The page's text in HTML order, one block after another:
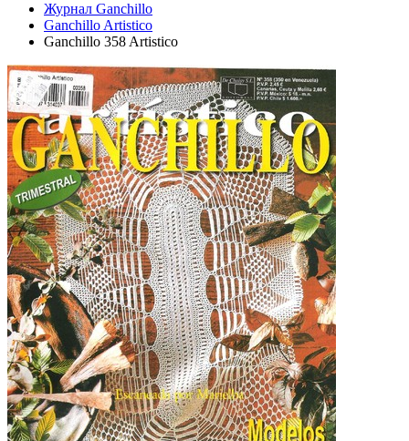
Журнал Ganchillo
Ganchillo Artistico
Ganchillo 358 Artistico